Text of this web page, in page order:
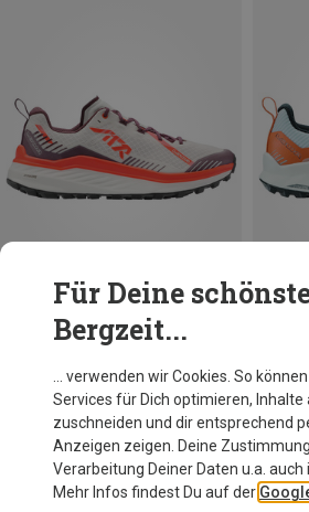
Du sparst 18%
Für Deine
Bergzeit...
… verwenden wir Cookies. So
Services für Dich optimieren, Inhalte
zuschneiden und dir entsprechend
Anzeigen zeigen. Deine
Verarbeitung Deiner Daten u.a. auch
Mehr Infos findest Du auf der